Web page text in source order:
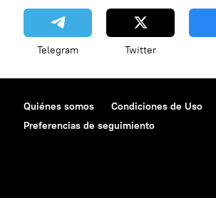
Telegram Twitter
Quiénes somos Condiciones de Uso
Preferencias de seguimiento